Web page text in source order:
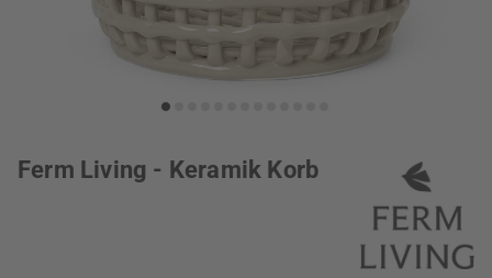
Ferm Living - Keramik Korb